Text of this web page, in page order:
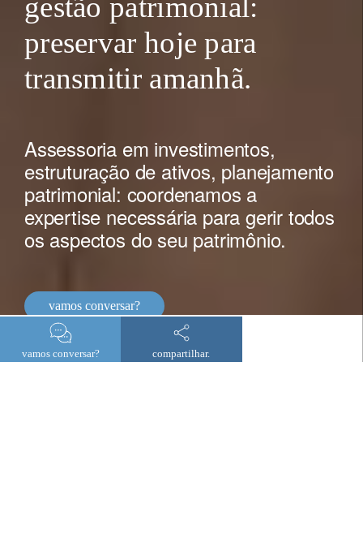
gestão patrimonial:
preservar hoje para
transmitir amanhã.
Assessoria em investimentos,
estruturação de ativos, planejamento
patrimonial: coordenamos a
expertise necessária para gerir todos
os aspectos do seu patrimônio.
vamos conversar?
vamos conversar? compartilhar.